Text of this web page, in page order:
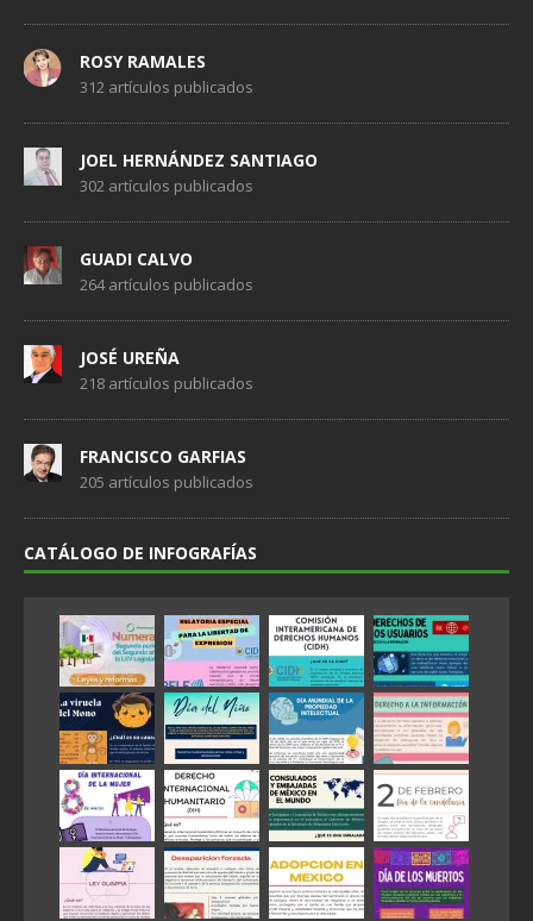
ROSY RAMALES
312 artículos publicados
JOEL HERNÁNDEZ SANTIAGO
302 artículos publicados
GUADI CALVO
264 artículos publicados
JOSÉ UREÑA
218 artículos publicados
FRANCISCO GARFIAS
205 artículos publicados
CATÁLOGO DE INFOGRAFÍAS